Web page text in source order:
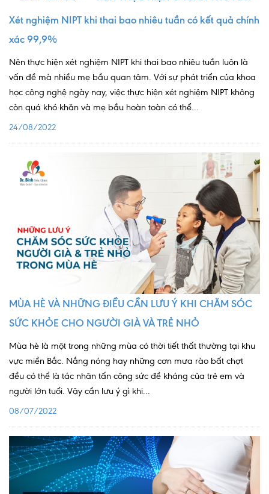
Bảo lãnh viện phí HỎI ĐÁP
TUYỂN DỤNG
Xét nghiệm NIPT khi thai bao nhiêu tuần có kết quả chính
xác 99,9%
Nên thực hiện xét nghiệm NIPT khi thai bao nhiêu tuần luôn là
vấn đề mà nhiều mẹ bầu quan tâm. Với sự phát triển của khoa
học công nghệ ngày nay, việc thực hiện xét nghiệm NIPT không
còn quá khó khăn và mẹ bầu hoàn toàn có thể...
24/08/2022
MÙA HÈ VÀ NHỮNG ĐIỀU CẦN LƯU Ý KHI CHĂM SÓC
SỨC KHỎE CHO NGƯỜI GIÀ VÀ TRẺ NHỎ
Mùa hè là một trong những mùa có thời tiết thất thường tại khu
vực miền Bắc. Nắng nóng hay những cơn mưa rào bất chợt
đều có thể là tác nhân tấn công sức đề kháng của trẻ em và
người lớn tuổi. Vậy cần lưu ý gì khi...
08/07/2022